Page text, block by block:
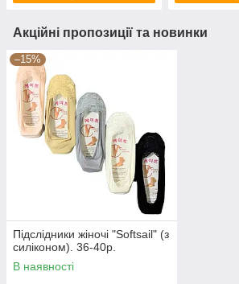
Акційні пропозиції та новинки
–15%
Підслідники жіночі "Softsail" (з
силіконом). 36-40р.
В наявності